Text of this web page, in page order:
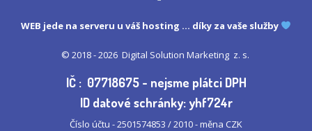
WEB jede na serveru uváš hosting ... díky za vaše služby
© 2018 - 2026 Digital Solution Marketing z. s.
IČ : 07718675 - nejsme plátci DPH
ID datové schránky: yhf724r
Číslo účtu - 2501574853 / 2010 - měna CZK